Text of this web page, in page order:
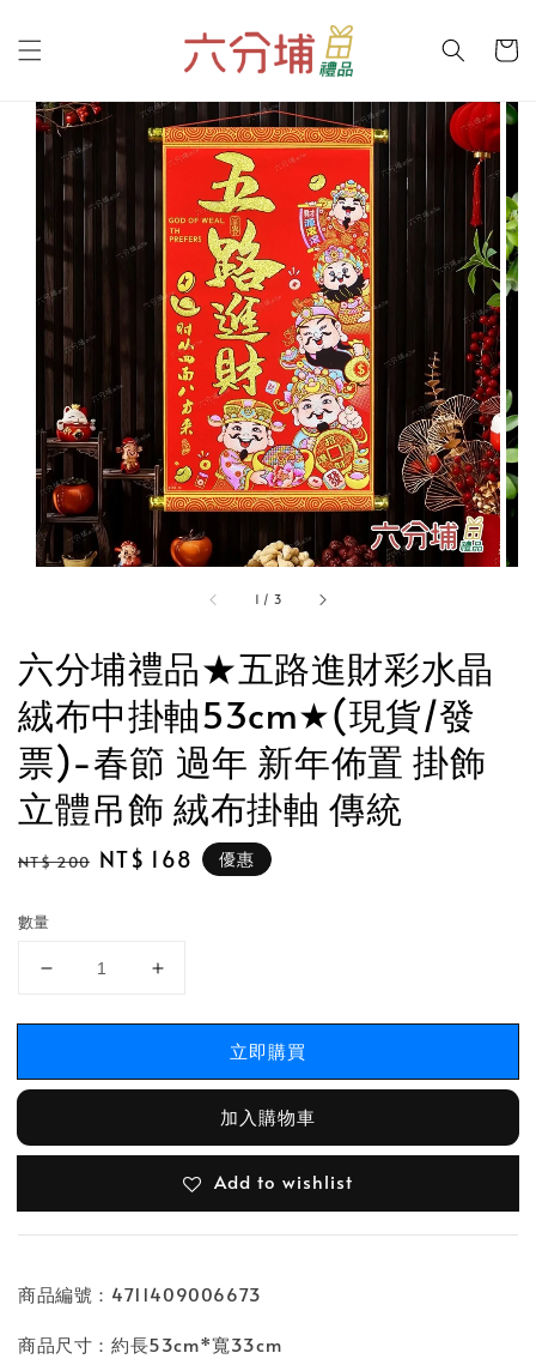
1 / 3
六分埔禮品★五路進財彩水晶
絨布中掛軸53cm★(現貨/發
票)-春節 過年 新年佈置 掛飾
立體吊飾 絨布掛軸 傳統
Regular
NT$ 200 Sale
NT$ 168 優惠
數量
立即購買
加入購物車
Add to wishlist
商品編號：4711409006673
商品尺寸：約長53cm*寬33cm